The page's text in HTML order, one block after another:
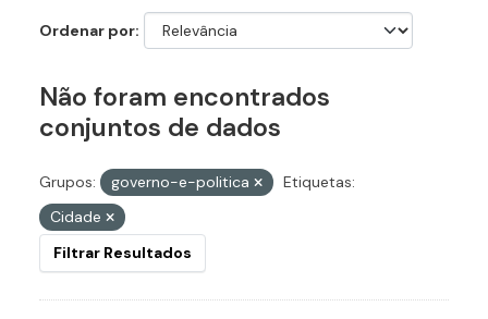
Ordenar por
Não foram encontrados
conjuntos de dados
Grupos: governo-e-politica
Etiquetas:
Cidade
Filtrar Resultados